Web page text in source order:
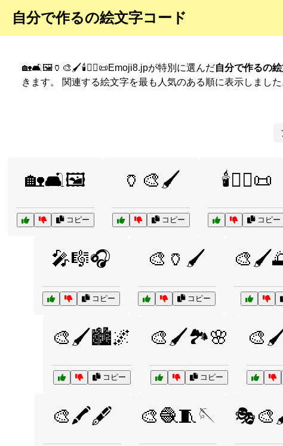
自分で作るの絵文字コード
🏡🛋️🖼️🏺🎨🖌️🕯️🧙‍♂️📜Emoji8.jpが特別に選んだ自分で作るの
きます。 関連する絵文字を最も人気のある順に表示しまし
🏡🛋️🖼️
コピー
🏺🎨🖌️
コピー
🕯️🧙‍♂️📜
コピー
🎤🎼🎧
コピー
🎨🏺🖌️
コピー
🎨🖌️🏙️🌌
コピー
🎨🖌️🏞️🌸
コピー
🎨🖍️🖋️ 🎨🧶🧵🪡